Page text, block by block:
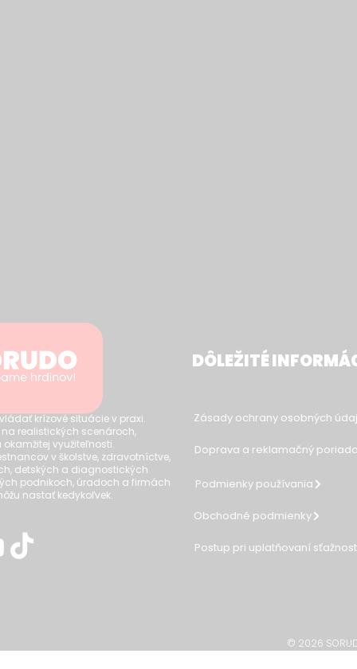
krízové situácie v praxi.
realistických scenároch,
využiteľnosti.
v školstve, zdravotníctve,
detských a diagnostických
podnikoch, úradoch a firmách
nastať kedykoľvek.
DÔLEŽITÉ
Zásady ochrany osobných
Doprava a reklamačný
Podmienky používania
Obchodné podmienky
Postup pri uplatňovaní
© 2026